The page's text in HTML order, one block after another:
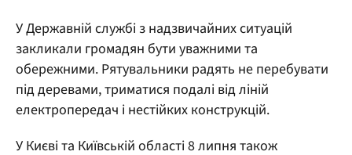
У Державній службі з надзвичайних ситуацій
закликали громадян бути уважними та
обережними. Рятувальники радять не перебувати
під деревами, триматися подалі від ліній
електропередач і нестійких конструкцій.
У Києві та Київській області 8 липня також